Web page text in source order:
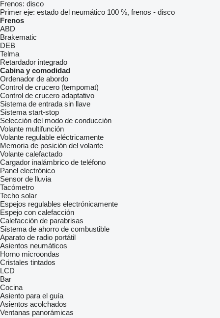
Frenos: disco
Primer eje: estado del neumático 100 %, frenos - disco
Frenos
ABD
Brakematic
DEB
Telma
Retardador integrado
Cabina y comodidad
Ordenador de abordo
Control de crucero (tempomat)
Control de crucero adaptativo
Sistema de entrada sin llave
Sistema start-stop
Selección del modo de conducción
Volante multifunción
Volante regulable eléctricamente
Memoria de posición del volante
Volante calefactado
Cargador inalámbrico de teléfono
Panel electrónico
Sensor de lluvia
Tacómetro
Techo solar
Espejos regulables electrónicamente
Espejo con calefacción
Calefacción de parabrisas
Sistema de ahorro de combustible
Aparato de radio portátil
Asientos neumáticos
Horno microondas
Cristales tintados
LCD
Bar
Cocina
Asiento para el guía
Asientos acolchados
Ventanas panorámicas